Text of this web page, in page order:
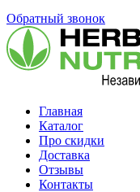
Обратный звонок
Главная
Каталог
Про скидки
Доставка
Отзывы
Контакты